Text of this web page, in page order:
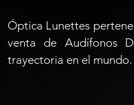
Óptica Lunettes
venta de Audífonos
trayectoria en el mundo.